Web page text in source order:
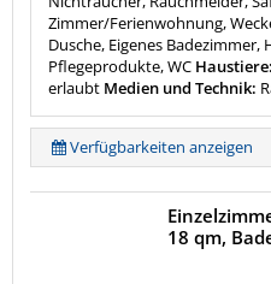
Zimmer/Ferienwohnung,
Dusche, Eigenes
Pflegeprodukte, WC Haustiere:
erlaubt Medien und Technik:
Verfügbarkeiten anzeigen
18 qm,